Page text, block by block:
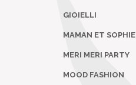
GIOIELLI
MAMAN ET SOPHIE
MERI MERI PARTY
MOOD FASHION